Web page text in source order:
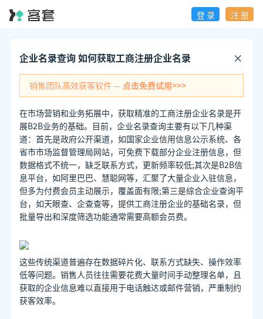
登 录 注 册
企业名录查询 如何获取工商注册企业名录
销售团队高效获客软件 — 点击免费试用>>>
在市场营销和业务拓展中，获取精准的工商注册企业名录是开
展B2B业务的基础。目前，企业名录查询主要有以下几种渠
道：首先是政府公开渠道，如国家企业信用信息公示系统、各
省市市场监督管理局网站，可免费下载部分企业注册信息，但
数据格式不统一，缺乏联系方式，更新频率较低;其次是B2B信
息平台，如阿里巴巴、慧聪网等，汇聚了大量企业入驻信息，
但多为付费会员主动展示，覆盖面有限;第三是综合企业查询平
台，如天眼查、企查查等，提供工商注册企业的基础名录，但
批量导出和深度筛选功能通常需要高额会员费。
这些传统渠道普遍存在数据碎片化、联系方式缺失、操作效率
低等问题。销售人员往往需要花费大量时间手动整理名单，且
获取的企业信息难以直接用于电话触达或邮件营销，严重制约
获客效率。